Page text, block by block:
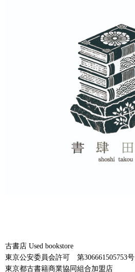
古書店 Used bookstore
東京公安委員会許可 第306661505753号
東京都古書籍商業協同組合加盟店